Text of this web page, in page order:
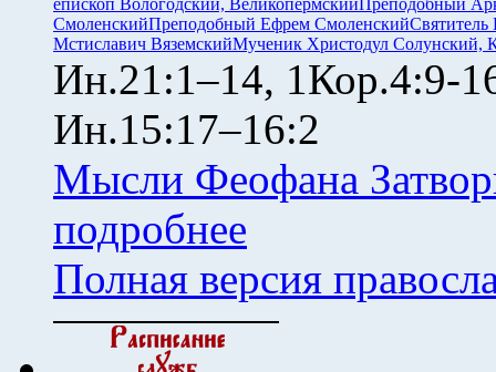
епископ Вологодский, ВеликопермскийПреподобный
СмоленскийПреподобный Ефрем СмоленскийСвятитель
Мстиславич ВяземскийМученик Христодул Солунский,
Ин.21:1–14, 1Кор.4:9-
Ин.15:17–16:2
Мысли Феофана
подробнее
Полная версия